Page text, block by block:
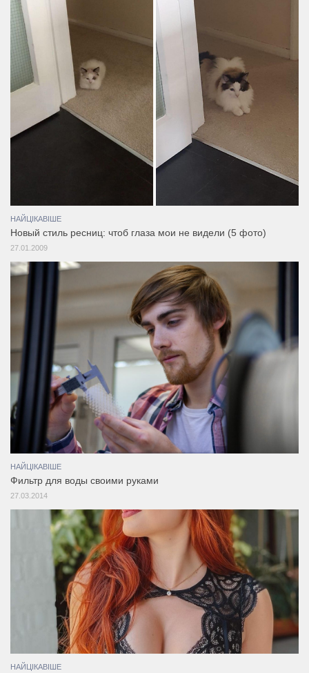
НАЙЦІКАВІШЕ
Новый стиль ресниц: чтоб глаза мои не видели (5 фото)
27.01.2009
НАЙЦІКАВІШЕ
Фильтр для воды своими руками
27.03.2014
НАЙЦІКАВІШЕ